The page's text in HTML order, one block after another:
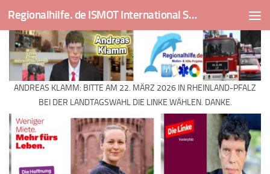
Skip to content Regionalhilfe. de ISMOT International Social And Medical Outreach Team
ANDREAS KLAMM: BITTE AM 22. MÄRZ 2026 IN RHEINLAND-PFALZ
BEI DER LANDTAGSWAHL DIE LINKE WÄHLEN. DANKE.